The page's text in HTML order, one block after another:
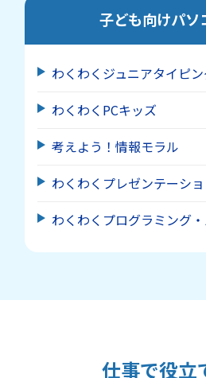
子ども向けパソ
わくわくジュニアタイピ
わくわくPCキッズ
考えよう！情報モラル
わくわくプレゼンテーシ
わくわくプログラミング
仕事で役立